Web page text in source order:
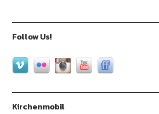
Follow Us!
Kirchenmobil